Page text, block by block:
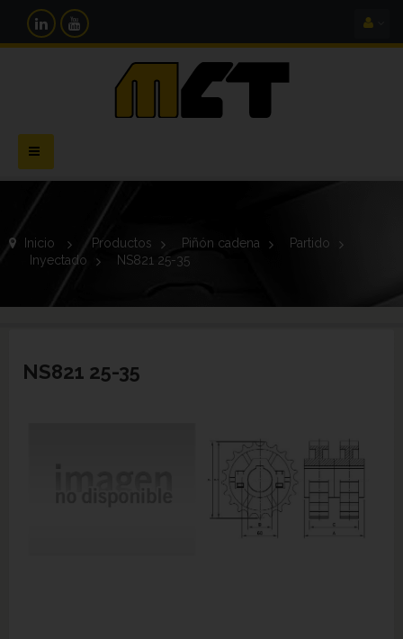
Navegación
Toggle
Inicio > Productos > Piñón cadena >
Partido
Inyectado > NS821 25-35
NS821 25-35